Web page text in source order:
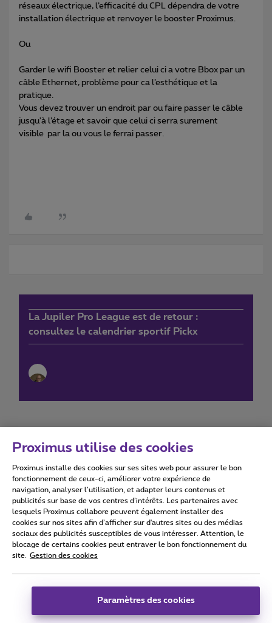
réseaux électrique, l’efficacité du CPL dépendra de votre
installation électrique et renvoyer le booster Proximus.
Ou
Garder le wifi Booster et relier celui ci a votre Bbox par un
câble Ethernet, problème pour ca l’esthétique et la
pratique.
Vous devez trouver un endroit par ou faire passer le câble
jusqu'à l’étage et savoir que celui ci serra surement
visible par la ou vous le ferrai passer.
La Jupiler Pro League est de retour :
consultez le calendrier sportif Pickx
Conditions d'utilisation Accessibility statement
Tous droits réservés. © 2026
Conditions générales, info consommateur
Coordonnées de l’entreprise
Boulevard du Roi Albert II 27 - B-1030 Bruxelles.
Proximus utilise des cookies
Proximus installe des cookies sur ses sites web pour assurer le bon
fonctionnement de ceux-ci, améliorer votre expérience de
navigation, analyser l’utilisation, et adapter leurs contenus et
publicités sur base de vos centres d’intérêts. Les partenaires avec
lesquels Proximus collabore peuvent également installer des
cookies sur nos sites afin d’afficher sur d'autres sites ou des médias
sociaux des publicités susceptibles de vous intéresser. Attention, le
blocage de certains cookies peut entraver le bon fonctionnement du
site.
Gestion des cookies
Paramètres des cookies